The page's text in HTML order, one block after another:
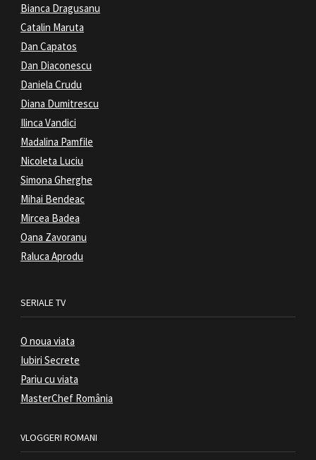
Bianca Dragusanu
Catalin Maruta
Dan Capatos
Dan Diaconescu
Daniela Crudu
Diana Dumitrescu
Ilinca Vandici
Madalina Pamfile
Nicoleta Luciu
Simona Gherghe
Mihai Bendeac
Mircea Badea
Oana Zavoranu
Raluca Aprodu
SERIALE TV
O noua viata
Iubiri Secrete
Pariu cu viata
MasterChef România
VLOGGERI ROMANI